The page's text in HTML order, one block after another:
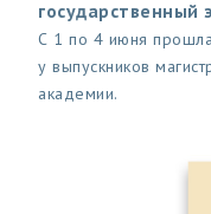
государственный
С 1 по 4 июня прошла
у выпускников
академии.